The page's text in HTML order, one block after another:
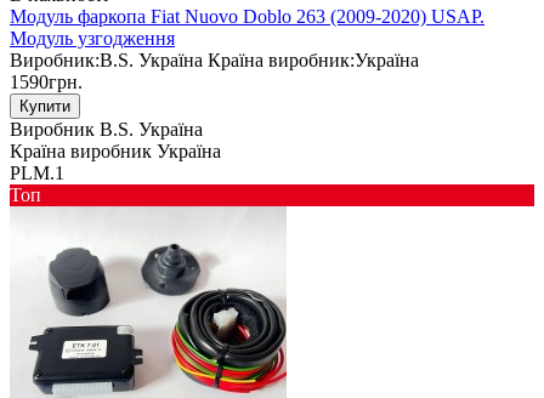
Модуль фаркопа Fiat Nuovo Doblo 263 (2009-2020) USAP.
Модуль узгодження
Виробник:B.S. Україна Країна виробник:Україна
1590грн.
Купити
Виробник B.S. Україна
Країна виробник Україна
PLM.1
Toп